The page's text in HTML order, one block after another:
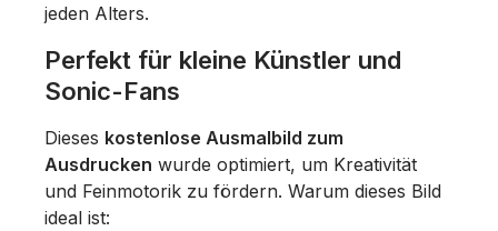
jeden Alters.
Perfekt für kleine Künstler und
Sonic-Fans
Dieses kostenlose Ausmalbild zum
Ausdrucken wurde optimiert, um Kreativität
und Feinmotorik zu fördern. Warum dieses Bild
ideal ist: